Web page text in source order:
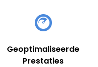
Geoptimaliseerde
Prestaties